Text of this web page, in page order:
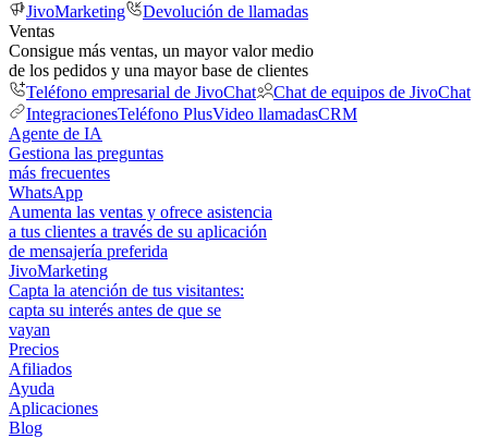
JivoMarketing
Devolución de llamadas
Ventas
Consigue más ventas, un mayor valor medio
de los pedidos y una mayor base de clientes
Teléfono empresarial de JivoChat
Chat de equipos de JivoChat
IntegracionesTeléfono PlusVideo llamadasCRM
Agente de IA
Gestiona las preguntas
más frecuentes
WhatsApp
Aumenta las ventas y ofrece asistencia
a tus clientes a través de su aplicación
de mensajería preferida
JivoMarketing
Capta la atención de tus visitantes:
capta su interés antes de que se
vayan
Precios
Afiliados
Ayuda
Aplicaciones
Blog